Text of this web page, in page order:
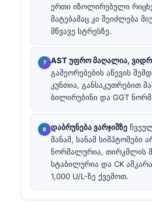
ერთი იზოლირებული
მატებამაც კი შეიძლება
მწვავე სტრესზე.
AST უფრო მაღალია,
გამეორებების აწევის
კუნთია, განსაკუთრებით
ბილირუბინი და GGT
დაბრუნება ვარჯიშზე
მანამ, სანამ სიმპტომები
ნორმალურია, თირკმლის
სტაბილურია და CK
1,000 U/L-ზე ქვემოთ.